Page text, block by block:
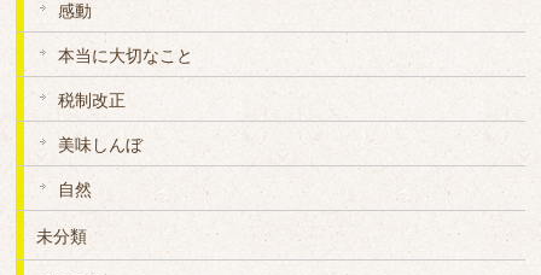
感動
本当に大切なこと
税制改正
美味しんぼ
自然
未分類